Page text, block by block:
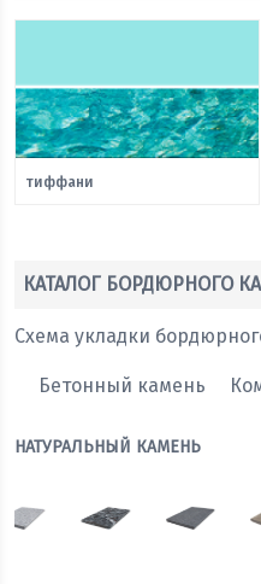
тиффани
КАТАЛОГ БОРДЮРНОГО
Схема укладки
Бетонный камень
НАТУРАЛЬНЫЙ КАМЕНЬ